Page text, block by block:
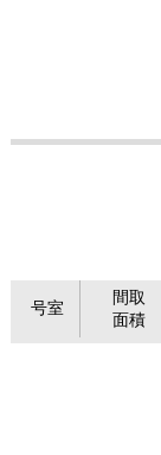
号室
間取
面積